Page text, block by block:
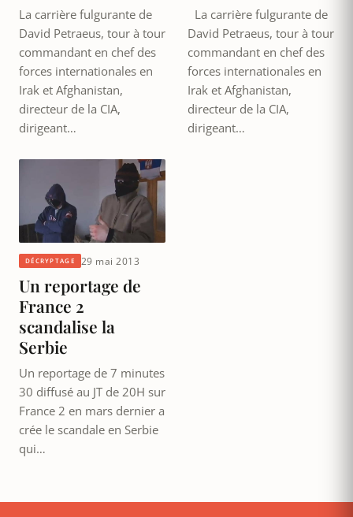
La carrière fulgurante de
David Petraeus, tour à tour
commandant en chef des
forces internationales en
Irak et Afghanistan,
directeur de la CIA,
dirigeant…
La carrière fulgurante de
David Petraeus, tour à tour
commandant en chef des
forces internationales en
Irak et Afghanistan,
directeur de la CIA,
dirigeant…
DÉCRYPTAGE 29 mai 2013
Un reportage de
France 2
scandalise la
Serbie
Un reportage de 7 minutes
30 diffusé au JT de 20H sur
France 2 en mars dernier a
crée le scandale en Serbie
qui…